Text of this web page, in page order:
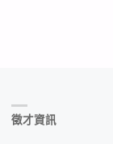
徵才資訊